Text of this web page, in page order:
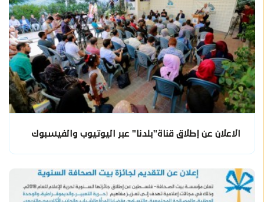
الاعلان عن إطلاق قناة"بلدنا" عبر اليوتيوب والفيسبوك